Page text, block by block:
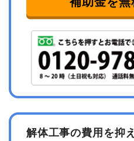
解体工事の費用を抑